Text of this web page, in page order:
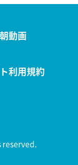
動画
利用規約
reserved.